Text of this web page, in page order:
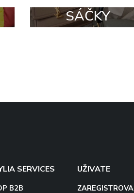
SÁČKY
SERVICES
B2B
UŽIVATE
ZAREGISTROVA